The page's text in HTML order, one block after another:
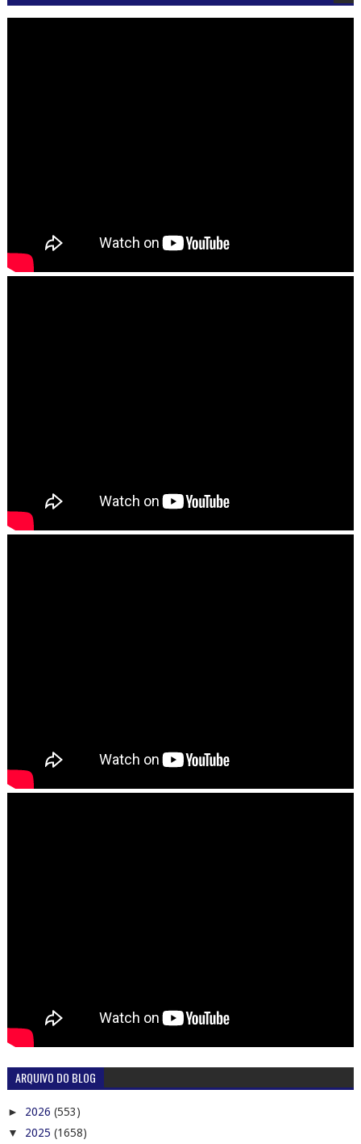
ARQUIVO DO BLOG
► 2026 (553)
▼ 2025 (1658)